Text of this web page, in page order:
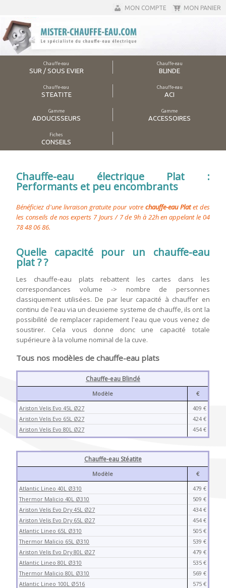
MON PANIER
MON COMPTE
Chauffe-eau
SUR / SOUS EVIER
Chauffe-eau
BLINDE
Chauffe-eau
STEATITE
Chauffe-eau
ACI
Gamme
ADOUCISSEURS
Gamme
ACCESSOIRES
Fiches
CONSEILS
Chauffe-eau électrique Plat :
Performants et peu encombrants
Bénéficiez d'une livraison gratuite pour votre chauffe-eau Platet des
les conseils de nos experts 7 Jours / 7 de 9h à 22h en appelant le 04
78 48 06 86.
Quelle capacité pour un chauffe-eau
plat ? ?
Les chauffe-eau plats rebattent les cartes dans les
correspondances volume -> nombre de personnes
classiquement utilisées. De par leur capacité à chauffer en
continu de l'eau via un deuxieme systeme de chauffe, ils ont la
possibilité de remplacer rapidement l'eau que vous venez de
soustirer. Cela vous donne donc une capacité totale
supérieure à la volume nominal de la cuve.
Tous nos modèles de chauffe-eau plats
Chauffe-eau Blindé
Modèle
€
Ariston Velis Evo 45L Ø27
Ariston Velis Evo 65L Ø27
Ariston Velis Evo 80L Ø27
409 €
424 €
454 €
Chauffe-eau Stéatite
Modèle
€
Atlantic Lineo 40L Ø310
Thermor Malicio 40L Ø310
Ariston Velis Evo Dry 45L Ø27
Ariston Velis Evo Dry 65L Ø27
Atlantic Lineo 65L Ø310
Thermor Malicio 65L Ø310
Ariston Velis Evo Dry 80L Ø27
Atlantic Lineo 80L Ø310
Thermor Malicio 80L Ø310
Atlantic Lineo 100L Ø516
479 €
509 €
434 €
454 €
505 €
539 €
479 €
535 €
569 €
575 €